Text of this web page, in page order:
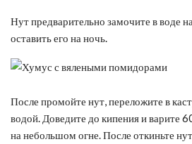
Нут предварительно замочите в воде
оставить его на ночь.
После промойте нут, переложите в
водой. Доведите до кипения и варите
на небольшом огне. После откиньте